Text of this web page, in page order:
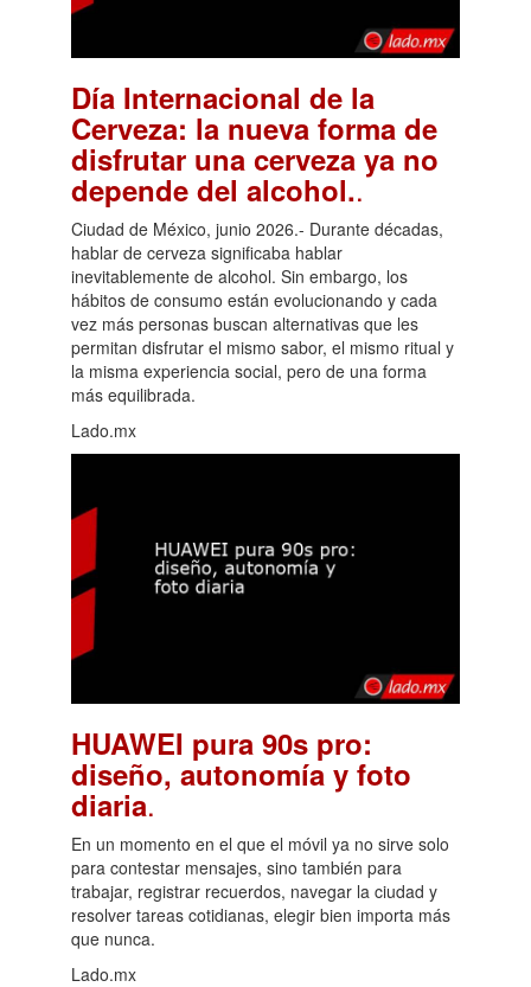
Día Internacional de la
Cerveza: la nueva forma de
disfrutar una cerveza ya no
depende del alcohol..
Ciudad de México, junio 2026.- Durante décadas,
hablar de cerveza significaba hablar
inevitablemente de alcohol. Sin embargo, los
hábitos de consumo están evolucionando y cada
vez más personas buscan alternativas que les
permitan disfrutar el mismo sabor, el mismo ritual y
la misma experiencia social, pero de una forma
más equilibrada.
Lado.mx
HUAWEI pura 90s pro:
diseño, autonomía y foto
diaria.
En un momento en el que el móvil ya no sirve solo
para contestar mensajes, sino también para
trabajar, registrar recuerdos, navegar la ciudad y
resolver tareas cotidianas, elegir bien importa más
que nunca.
Lado.mx